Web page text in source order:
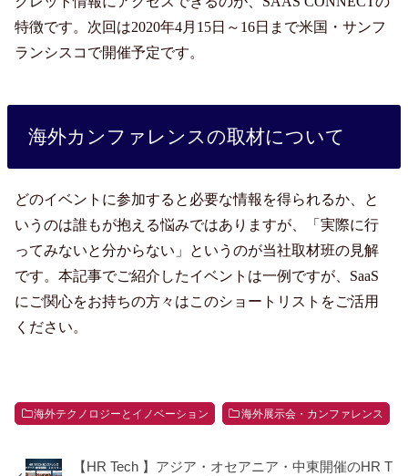
特徴です。次回は2020年4月15日～16日まで米国・サンフ
ランシスコで開催予定です。
海外カンファレンスの取材について
どのイベントに参加すると必要な情報を得られるか、と
いうのは誰もが抱える悩みではありますが、「実際に行
ってみないと分からない」というのが当社取材班の見解
です。本記事でご紹介したイベントは一例ですが、SaaS
にご関心をお持ちの方々はこのショートリストをご活用
ください。
海外テクノロジーとイノベーション 海外展示会・カンファレンス
【HR Tech 】アジア・オセアニア・中東開催のHR T